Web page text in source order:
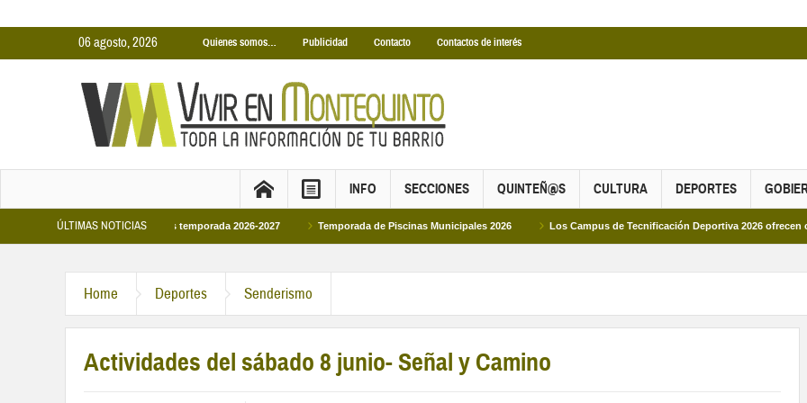
06 agosto, 2026 Quienes somos… Publicidad Contacto Contactos de interés
INFO SECCIONES QUINTEÑ@S CULTURA DEPORTES
ÚLTIMAS NOTICIAS
Cubiertas Municipales temporada 2026-2027 Temporada de Piscinas Municipales 2026 Los Campus de Tecnificación Deportiva 2026 ofrecen cuatro
Home Deportes Senderismo
Actividades del sábado 8 junio- Señal y Camino